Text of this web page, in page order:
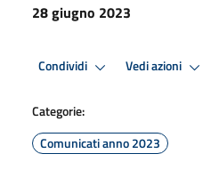
28 giugno 2023
Condividi Vedi azioni
Categorie:
Comunicati anno 2023